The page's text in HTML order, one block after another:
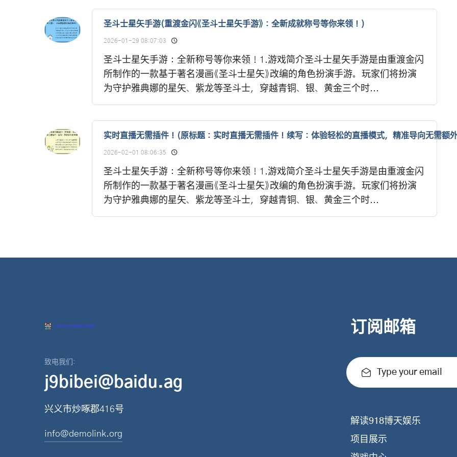
圣斗士星矢手游(重渡金闪《圣斗士星矢手游》：全新成就称号等你来领！)
2026-01-29 08:07:03
圣斗士星矢手游：全新称号等你来领！1.游戏简介圣斗士星矢手游是由重渡金闪
所制作的一款基于著名漫画《圣斗士星矢》改编的角色扮演手游。玩家们将扮演
为守护雅典娜的星矢、紫龙等圣斗士，穿越青铜、银、黄金三个时...
实时直播无需插件！(原标题：实时直播无需插件！续写：体验轻松的直播模式，精准导向无需额
2026-02-01 08:06:35
圣斗士星矢手游：全新称号等你来领！1.游戏简介圣斗士星矢手游是由重渡金闪
所制作的一款基于著名漫画《圣斗士星矢》改编的角色扮演手游。玩家们将扮演
为守护雅典娜的星矢、紫龙等圣斗士，穿越青铜、银、黄金三个时...
致电我们:
j9bibei@baidu.ag
兴义市炒啄郡416号
info@demolink.org
订阅邮箱
Type your email
解读918博天娱乐
项目展示